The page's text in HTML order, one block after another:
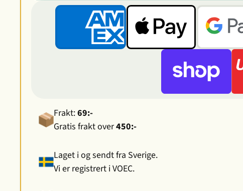
Frakt:69:-
Gratis frakt over450:-
Laget i og sendt fra Sverige.
Vi er registrert i VOEC.